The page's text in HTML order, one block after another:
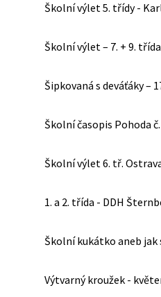
Školní výlet 5. třídy -
Školní výlet – 7. + 9. třída
Šipkovaná s deváťáky –
Školní časopis Pohoda
Školní výlet 6. tř.
1. a 2. třída - DDH
Školní kukátko aneb jak
Výtvarný kroužek -